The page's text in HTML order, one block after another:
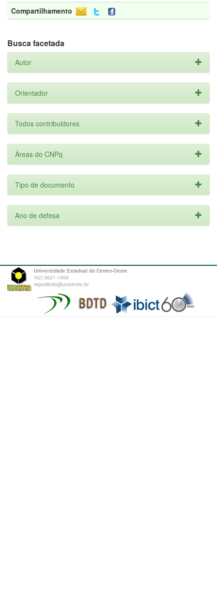
Compartilhamento
Busca facetada
Autor
Orientador
Todos contribuidores
Áreas do CNPq
Tipo de documento
Ano de defesa
Universidade Estadual do Centro-Oeste
(42) 3621-1000
repositorio@unicentro.br